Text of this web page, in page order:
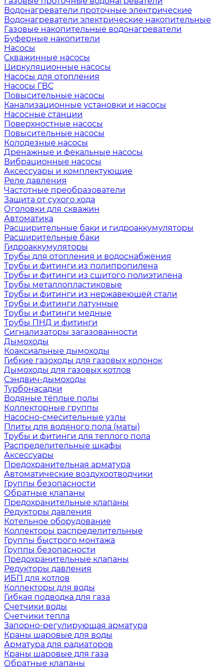
Водонагреватели проточные электрические
Водонагреватели электрические накопительные
Газовые накопительные водонагреватели
Буферные накопители
Насосы
Скважинные насосы
Циркуляционные насосы
Насосы для отопления
Насосы ГВС
Повысительные насосы
Канализационные установки и насосы
Насосные станции
Поверхностные насосы
Повысительные насосы
Колодезные насосы
Дренажные и фекальные насосы
Вибрационные насосы
Аксессуары и комплектующие
Реле давления
Частотные преобразователи
Защита от сухого хода
Оголовки для скважин
Автоматика
Расширительные баки и гидроаккумуляторы
Расширительные баки
Гидроаккумуляторы
Трубы для отопления и водоснабжения
Трубы и фитинги из полипропилена
Трубы и фитинги из сшитого полиэтилена
Трубы металлопластиковые
Трубы и фитинги из нержавеющей стали
Трубы и фитинги латунные
Трубы и фитинги медные
Трубы ПНД и фитинги
Сигнализаторы загазованности
Дымоходы
Коаксиальные дымоходы
Гибкие газоходы для газовых колонок
Дымоходы для газовых котлов
Сэндвич-дымоходы
Турбонасадки
Водяные тёплые полы
Коллекторные группы
Насосно-смесительные узлы
Плиты для водяного пола (маты)
Трубы и фитинги для теплого пола
Распределительные шкафы
Аксессуары
Предохранительная арматура
Автоматические воздухоотводчики
Группы безопасности
Обратные клапаны
Предохранительные клапаны
Редукторы давления
Котельное оборудование
Коллекторы распределительные
Группы быстрого монтажа
Группы безопасности
Предохранительные клапаны
Редукторы давления
ИБП для котлов
Коллекторы для воды
Гибкая подводка для газа
Счетчики воды
Счетчики тепла
Запорно-регулирующая арматура
Краны шаровые для воды
Арматура для радиаторов
Краны шаровые для газа
Обратные клапаны